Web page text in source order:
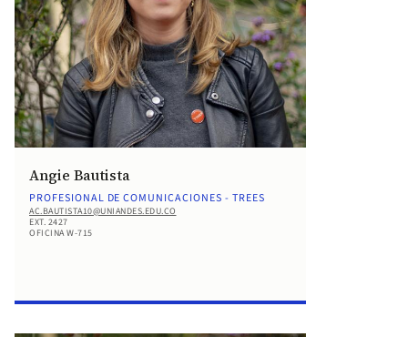
Angie Bautista
PROFESIONAL DE COMUNICACIONES - TREES
AC.BAUTISTA10@UNIANDES.EDU.CO
EXT. 2427
OFICINA W-715